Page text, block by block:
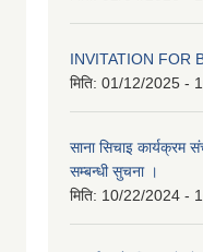
INVITATION FOR
मिति: 01/12/2025 -
साना सिचाइ कार्यक्रम
सम्बन्धी सुचना ।
मिति: 10/22/2024 -